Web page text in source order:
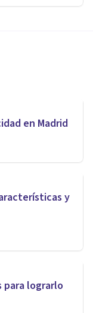
en Madrid
y
para lograrlo